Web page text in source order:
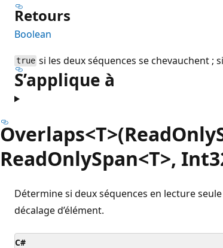
Retours
Boolean
true si les deux séquences se chevauchent ;
S’applique à
ReadOnlySpan<T>,
Détermine si deux séquences en lecture
décalage d’élément.
C#